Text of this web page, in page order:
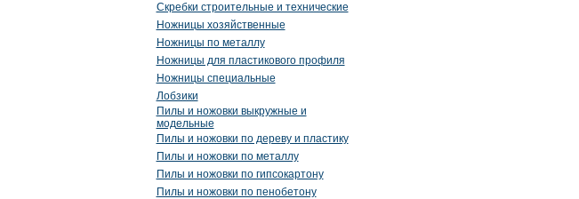
Скребки строительные и технические
Ножницы хозяйственные
Ножницы по металлу
Ножницы для пластикового профиля
Ножницы специальные
Лобзики
Пилы и ножовки выкружные и
модельные
Пилы и ножовки по дереву и пластику
Пилы и ножовки по металлу
Пилы и ножовки по гипсокартону
Пилы и ножовки по пенобетону